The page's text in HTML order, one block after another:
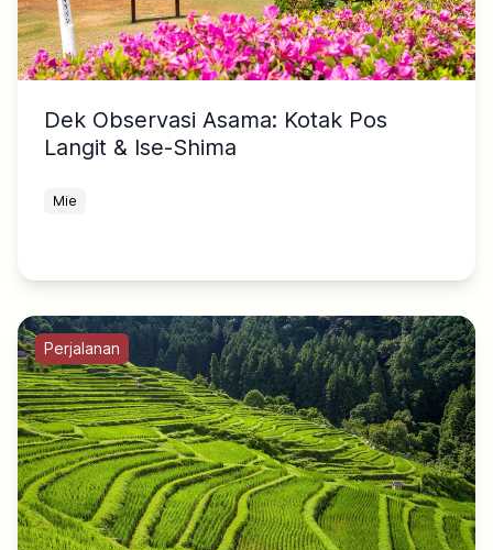
Dek Observasi Asama: Kotak Pos
Langit & Ise-Shima
Mie
Perjalanan